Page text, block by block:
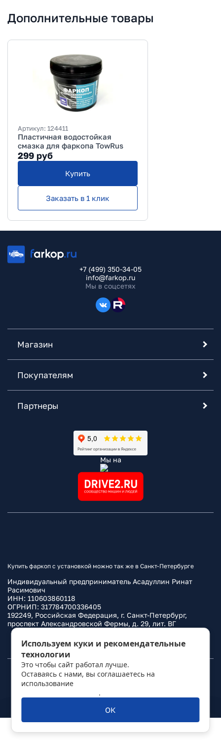
Дополнительные товары
Артикул: 124411
Пластичная водостойкая
смазка для фаркопа TowRus
299 руб
Купить
Заказать в 1 клик
+7 (499) 350-34-05
info@farkop.ru
Мы в соцсетях
Магазин
Покупателям
Партнеры
Мы на
Купить фаркоп с установкой можно так же в Санкт-Петербурге
Индивидуальный предприниматель Асадуллин Ринат
Расимович
ИНН: 110603860118
ОГРНИП: 317784700336405
192249, Российская Федерация, г. Санкт-Петербург,
проспект Александровской Фермы, д. 29, лит. ВГ
Политика конфиденциальности
© 2010– 2026Фаркоп.ру
Используем куки и рекомендательные
технологии
Это чтобы сайт работал лучше.
Оставаясь с нами, вы соглашаетесь на
использование
.
ОК